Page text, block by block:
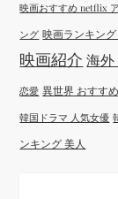
映画おすすめ netflix
ング 映画ランキン
映画紹介 海外
恋愛 異世界 おすすめ
韓国ドラマ 人気女優
ンキング 美人